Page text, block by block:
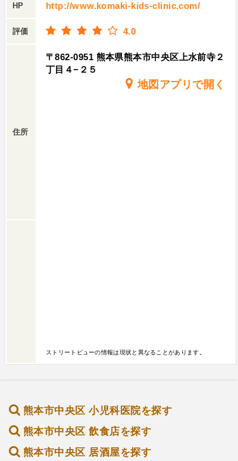
HP http://www.komaki-kids-clinic.com/
評価 4.0
住所
〒862-0951 熊本県熊本市中央区上水前寺２
丁目４−２５
地図アプリで開く
ストリートビューの情報は現状と異なることがあります。
熊本市中央区 小児科医院を探す
熊本市中央区 飲食店を探す
熊本市中央区 居酒屋を探す